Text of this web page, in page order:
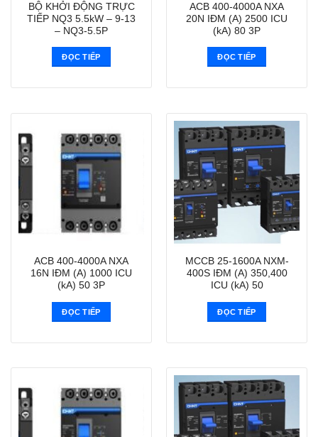
BỘ KHỞI ĐỘNG TRỰC
TIẾP NQ3 5.5kW – 9-13
– NQ3-5.5P
ĐỌC TIẾP
ACB 400-4000A NXA
20N IĐM (A) 2500 ICU
(kA) 80 3P
ĐỌC TIẾP
ACB 400-4000A NXA
16N IĐM (A) 1000 ICU
(kA) 50 3P
ĐỌC TIẾP
MCCB 25-1600A NXM-
400S IĐM (A) 350,400
ICU (kA) 50
ĐỌC TIẾP